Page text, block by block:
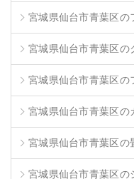
宮城県仙台市青葉区の
宮城県仙台市青葉区の
宮城県仙台市青葉区の
宮城県仙台市青葉区の
宮城県仙台市青葉区の
宮城県仙台市青葉区の